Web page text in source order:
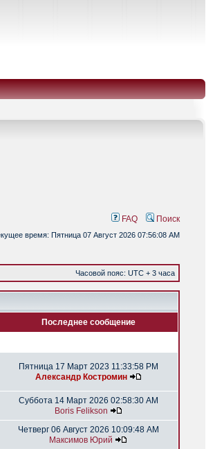
FAQ Поиск
время: Пятница 07 Август 2026 07:56:08 AM
Часовой пояс: UTC + 3 часа
Последнее сообщение
Пятница 17 Март 2023 11:33:58 PM
Александр Костромин
Суббота 14 Март 2026 02:58:30 AM
Boris Felikson
Четверг 06 Август 2026 10:09:48 AM
Максимов Юрий